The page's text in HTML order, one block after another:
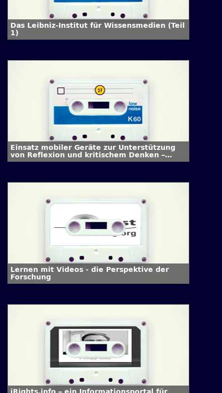
Das Leibniz-Institut für Wissensmedien (Teil
1)
Einsatz mobiler Geräte zur Unterstützung
von Reflexion und kritischem Denken –
Interview mit Dr. Daniel Wessel (Teil 1)
Lernen mit Videos - die Perspektive der
Forschung